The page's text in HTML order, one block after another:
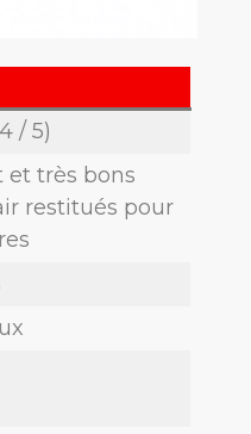
/ 5)
et très bons
restitués pour